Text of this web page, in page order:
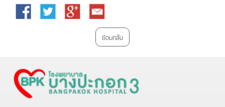
Facebook Twitter
Google
Email
ย้อนกลับ